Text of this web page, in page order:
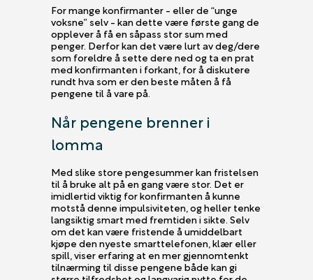
For mange konfirmanter - eller de “unge
voksne” selv - kan dette være første gang de
opplever å få en såpass stor sum med
penger. Derfor kan det være lurt av deg/dere
som foreldre å sette dere ned og ta en prat
med konfirmanten i forkant, for å diskutere
rundt hva som er den beste måten å få
pengene til å vare på.
Når pengene brenner i
lomma
Med slike store pengesummer kan fristelsen
til å bruke alt på en gang være stor. Det er
imidlertid viktig for konfirmanten å kunne
motstå denne impulsiviteten, og heller tenke
langsiktig smart med fremtiden i sikte. Selv
om det kan være fristende å umiddelbart
kjøpe den nyeste smarttelefonen, klær eller
spill, viser erfaring at en mer gjennomtenkt
tilnærming til disse pengene både kan gi